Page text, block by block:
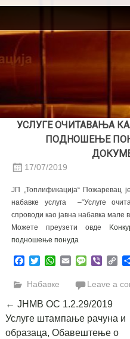
Skip
content
УСЛУГЕ ОЧИТАВАЊА
ПОДНОШЕЊЕ
17/07/2019
ЈП „Топлификација“ Пожаревац
набавке услуга –“Услуге
спроводи као јавна набавка
Можете преузети овде
подношење понуда
Facebook
TwitterWhatsApp
EmailMessage
Viber
Набавке Leave a
Post
navigation
← ЈНМВ ОС 1.2.29/2019
Услуге штампање рачуна и
образаца, Обавештење о